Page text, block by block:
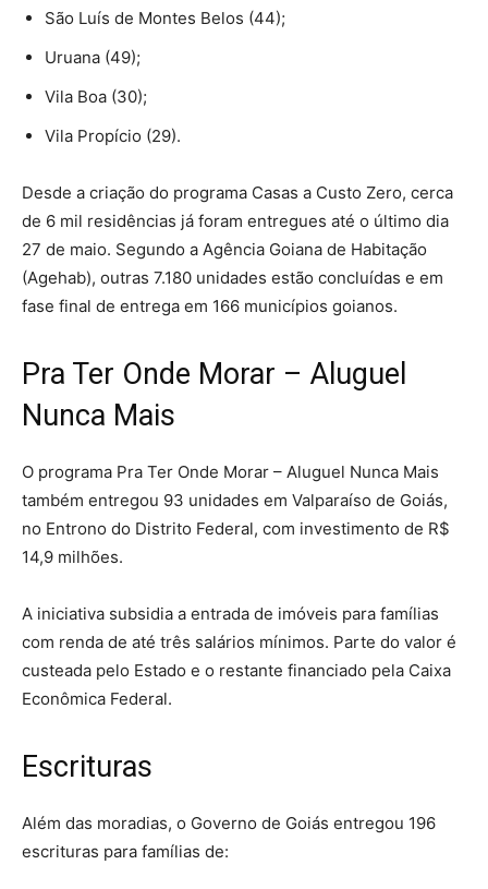
São Luís de Montes Belos (44);
Uruana (49);
Vila Boa (30);
Vila Propício (29).
Desde a criação do programa Casas a Custo Zero, cerca
de 6 mil residências já foram entregues até o último dia
27 de maio. Segundo a Agência Goiana de Habitação
(Agehab), outras 7.180 unidades estão concluídas e em
fase final de entrega em 166 municípios goianos.
Pra Ter Onde Morar – Aluguel
Nunca Mais
O programa Pra Ter Onde Morar – Aluguel Nunca Mais
também entregou 93 unidades em Valparaíso de Goiás,
no Entrono do Distrito Federal, com investimento de R$
14,9 milhões.
A iniciativa subsidia a entrada de imóveis para famílias
com renda de até três salários mínimos. Parte do valor é
custeada pelo Estado e o restante financiado pela Caixa
Econômica Federal.
Escrituras
Além das moradias, o Governo de Goiás entregou 196
escrituras para famílias de: